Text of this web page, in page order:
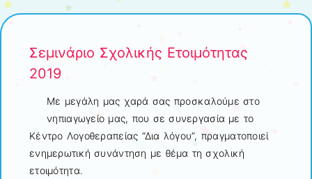
Σεμινάριο Σχολικής Ετοιμότητας
2019
Με μεγάλη μας χαρά σας προσκαλούμε στο
νηπιαγωγείο μας, που σε συνεργασία με το
Κέντρο Λογοθεραπείας “Δια λόγου”, πραγματοποιεί
ενημερωτική συνάντηση με θέμα τη σχολική
ετοιμότητα.